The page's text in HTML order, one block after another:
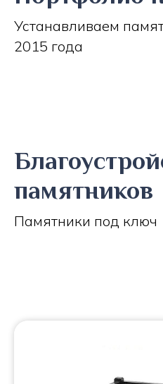
Устанавливаем
2015 года
памятников
Памятники под ключ